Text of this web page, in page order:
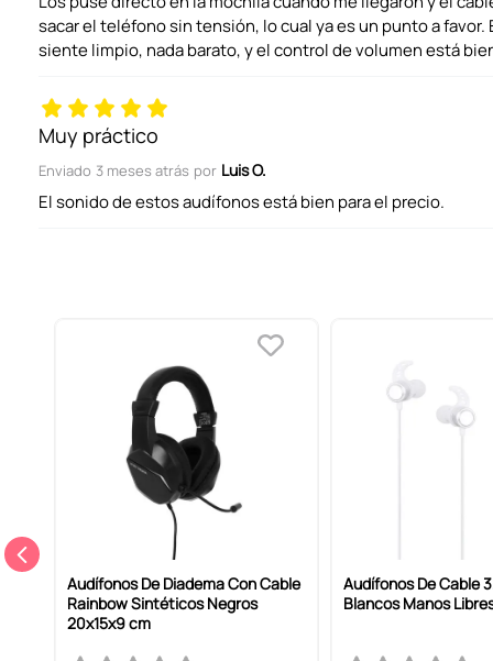
Tu nombre
Dirección de email
ENVIAR COMENTARIO
sacar el teléfono sin tensión, lo cual ya es un punto a favor.
siente limpio, nada barato, y el control de volumen está
Muy práctico
Enviado 3 meses atrás por Luis O.
El sonido de estos audífonos está bien para el precio.
Audífonos De Diadema Con Cable
Rainbow Sintéticos Negros
20x15x9 cm
Audífonos De Cable
Blancos Manos